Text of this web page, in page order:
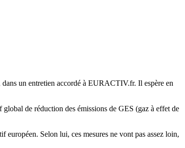
un entretien accordé à EURACTIV.fr. Il espère en
de réduction des émissions de GES (gaz à effet de
européen. Selon lui, ces mesures ne vont pas assez loin,